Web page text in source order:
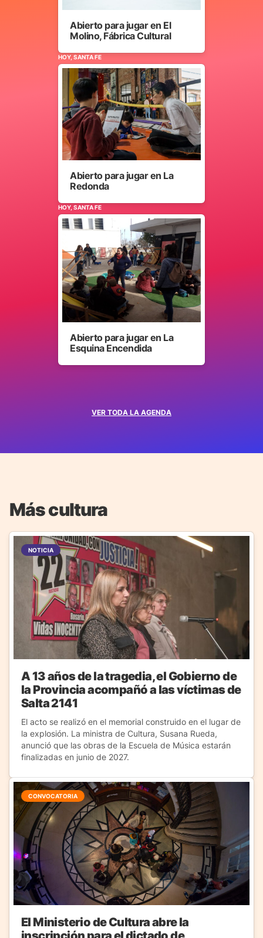
VER TODA LA AGENDA
Abierto para jugar en El
Molino, Fábrica Cultural
HOY, SANTA FE
Abierto para jugar en La
Redonda
HOY, SANTA FE
Abierto para jugar en La
Esquina Encendida
Más cultura
NOTICIA
A 13 años de la tragedia, el Gobierno de
la Provincia acompañó a las víctimas de
Salta 2141
El acto se realizó en el memorial construido en el lugar de
la explosión. La ministra de Cultura, Susana Rueda,
anunció que las obras de la Escuela de Música estarán
finalizadas en junio de 2027.
CONVOCATORIA
El Ministerio de Cultura abre la